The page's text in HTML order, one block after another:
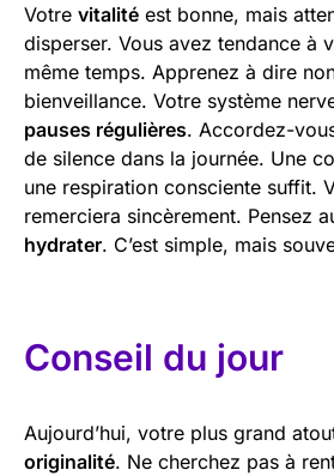
Votre vitalité est bonne, mais
disperser. Vous avez tendance à
même temps. Apprenez à dire
bienveillance. Votre système
pauses régulières. Accordez-
de silence dans la journée. Une
une respiration consciente suffit.
remerciera sincèrement. Pensez
hydrater. C’est simple, mais
Conseil du jour
Aujourd’hui, votre plus grand
originalité. Ne cherchez pas à